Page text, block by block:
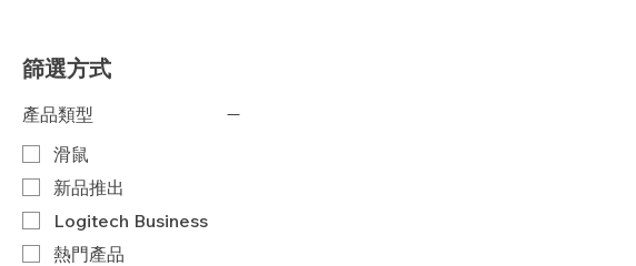
篩選方式
產品類型
滑鼠
新品推出
Logitech Business
​熱門產品